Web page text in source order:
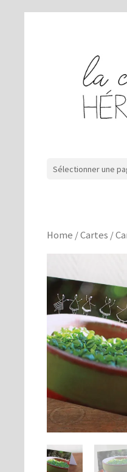
Sélectionner une
Home /Cartes /